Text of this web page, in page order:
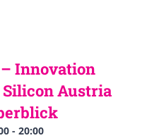
Innovation
Austria
- 20:00